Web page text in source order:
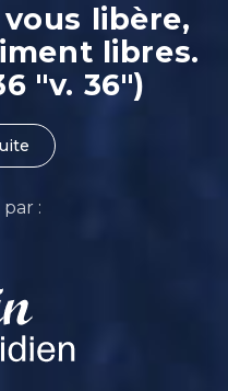
libère,
libres.
"v. 36")
: